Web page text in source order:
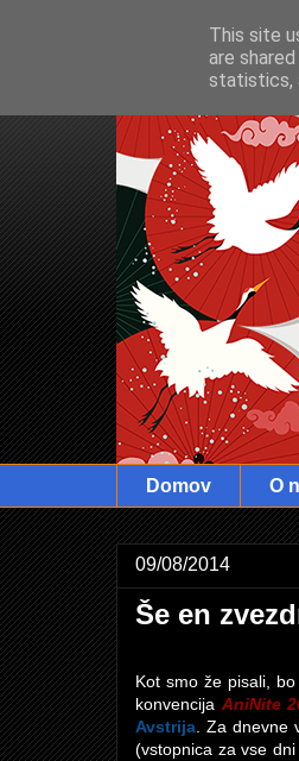
Domov O
09/08/2014
Še en
Kot smo že pisali, bo
konvencija AniNite
Avstrija . Za
(vstopnica za vse
This site
are
statistics,